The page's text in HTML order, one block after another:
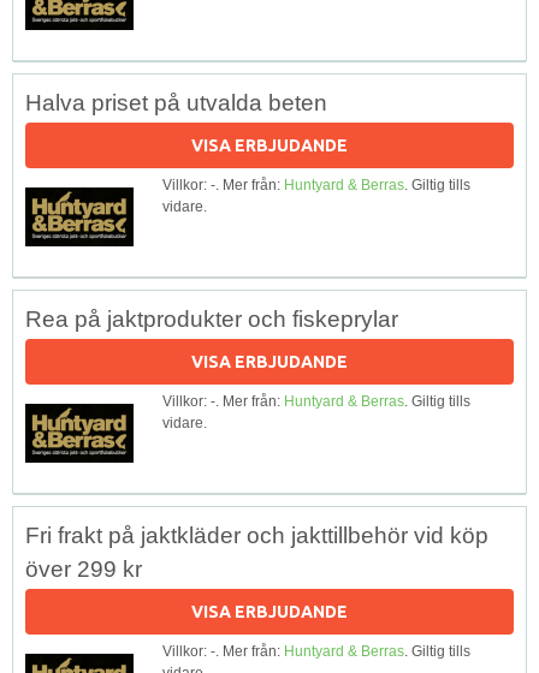
Halva priset på utvalda beten
VISA ERBJUDANDE
Villkor: -. Mer från: Huntyard & Berras. Giltig tills
vidare.
Rea på jaktprodukter och fiskeprylar
VISA ERBJUDANDE
Villkor: -. Mer från: Huntyard & Berras. Giltig tills
vidare.
Fri frakt på jaktkläder och jakttillbehör vid köp
över 299 kr
VISA ERBJUDANDE
Villkor: -. Mer från: Huntyard & Berras. Giltig tills